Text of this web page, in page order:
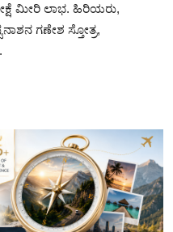
ಮೀರಿ ಲಾಭ. ಹಿರಿಯರು,
ಗಣೇಶ ಸ್ತೋತ್ರ,